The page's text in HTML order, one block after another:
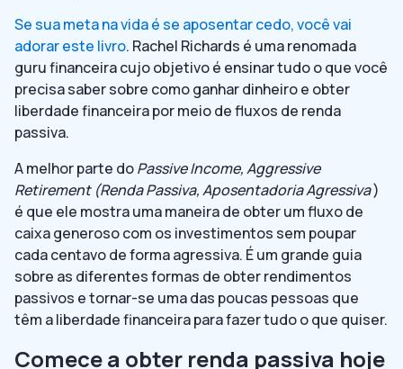
Se sua meta na vida é se aposentar cedo, você vai
adorar este livro. Rachel Richards é uma renomada
guru financeira cujo objetivo é ensinar tudo o que você
precisa saber sobre como ganhar dinheiro e obter
liberdade financeira por meio de fluxos de renda
passiva.
A melhor parte doPassive Income, Aggressive
Retirement (Renda Passiva, Aposentadoria Agressiva)
é que ele mostra uma maneira de obter um fluxo de
caixa generoso com os investimentos sem poupar
cada centavo de forma agressiva. É um grande guia
sobre as diferentes formas de obter rendimentos
passivos e tornar-se uma das poucas pessoas que
têm a liberdade financeira para fazer tudo o que quiser.
Comece a obter renda passiva hoje